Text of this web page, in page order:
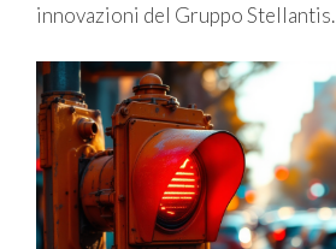
innovazioni del Gruppo Stellantis.